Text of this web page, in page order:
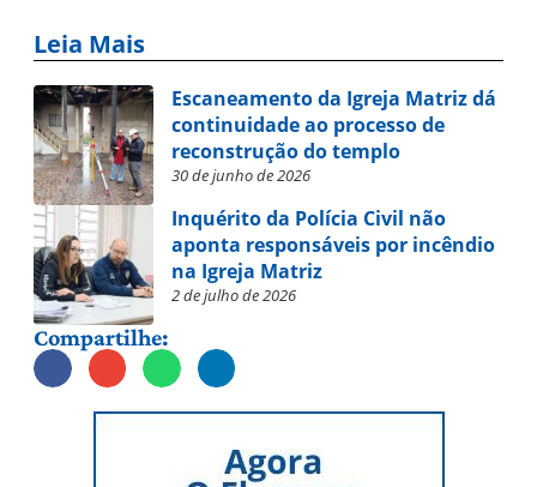
Leia Mais
Escaneamento da Igreja Matriz dá
continuidade ao processo de
reconstrução do templo
30 de junho de 2026
Inquérito da Polícia Civil não
aponta responsáveis por incêndio
na Igreja Matriz
2 de julho de 2026
Compartilhe: